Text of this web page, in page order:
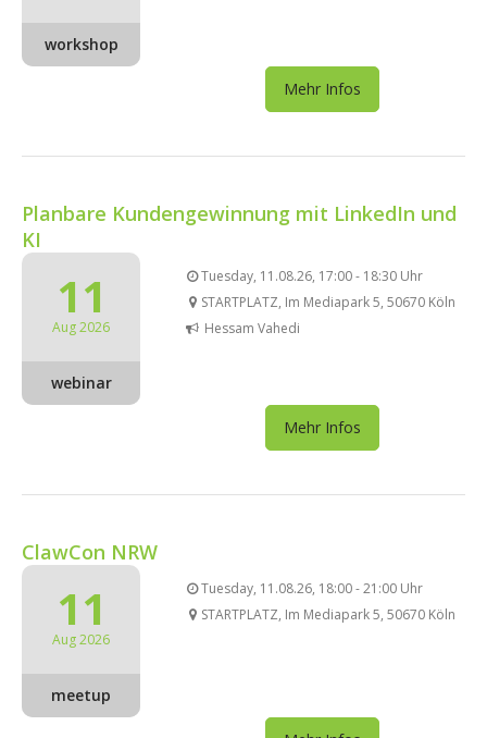
workshop
Mehr Infos
Planbare Kundengewinnung mit LinkedIn und
KI
11
Aug 2026
webinar
Tuesday, 11.08.26, 17:00 - 18:30 Uhr
STARTPLATZ, Im Mediapark 5, 50670 Köln
Hessam Vahedi
Mehr Infos
ClawCon NRW
11
Aug 2026
meetup
Tuesday, 11.08.26, 18:00 - 21:00 Uhr
STARTPLATZ, Im Mediapark 5, 50670 Köln